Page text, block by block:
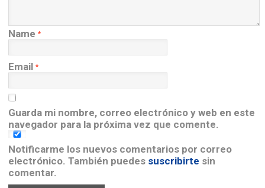
Name *
Email *
Guarda mi nombre, correo electrónico y web en este
navegador para la próxima vez que comente.
Notificarme los nuevos comentarios por correo
electrónico. También puedes suscribirte sin
comentar.